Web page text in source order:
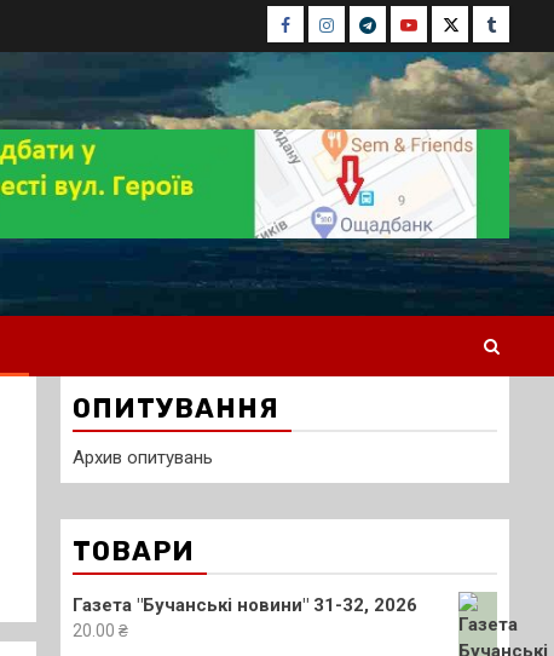
Facebook
Instagram
TelegramYoutubeTwitterTumblr
ОПИТУВАННЯ
Архив опитувань
ТОВАРИ
Газета "Бучанські новини" 31-32, 2026
20.00 ₴